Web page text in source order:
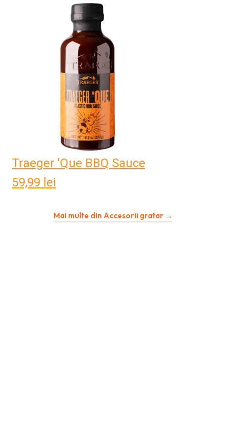
Traeger 'Que BBQ Sauce
59,99 lei
Mai multe din Accesorii gratar →